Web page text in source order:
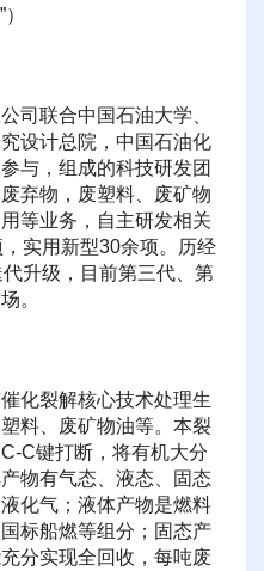
司联合中国石油大学、
设计总院，中国石油化
与，组成的科技研发团
弃物，废塑料、废矿物
等业务，自主研发相关
实用新型30余项。历经
升级，目前第三代、第
。
化裂解核心技术处理生
料、废矿物油等。本裂
C键打断，将有机大分
物有气态、液态、固态
化气；液体产物是燃料
标船燃等组分；固态产
分实现全回收，每吨废